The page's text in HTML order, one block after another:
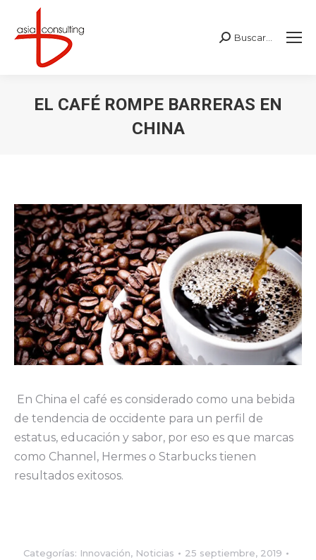
Buscar:
Buscar...
EL CAFÉ ROMPE BARRERAS EN
CHINA
En China el café es considerado como una bebida
de tendencia de occidente para un perfil de
estatus, educación y sabor, por eso es que marcas
como Channel, Hermes o Starbucks tienen
resultados exitosos.
Categorías: Innovación, Noticias
25 septiembre, 2019